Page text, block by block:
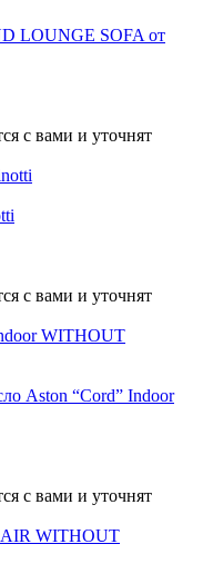
LOUNGE SOFA от
с вами и уточнят
с вами и уточнят
Aston “Cord” Indoor
с вами и уточнят